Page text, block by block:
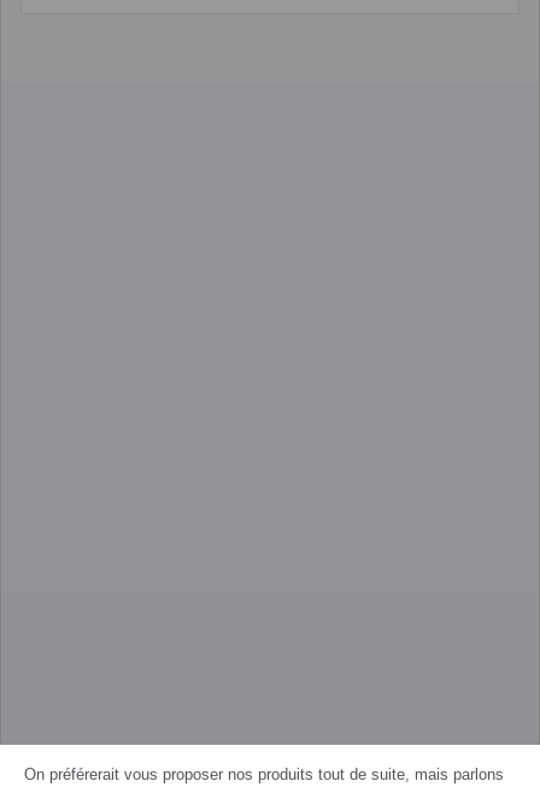
On préférerait vous proposer nos produits tout de suite, mais parlons